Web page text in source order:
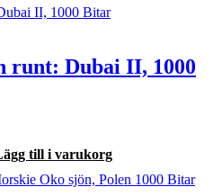
runt: Dubai II, 1000
till i varukorg